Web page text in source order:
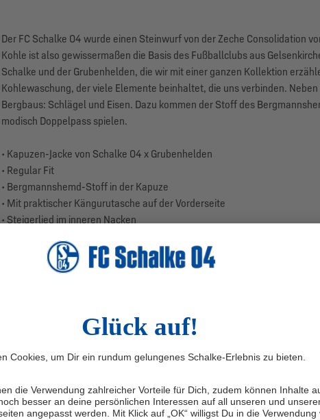
Der FC Schalke 04 wurde einen Steinwurf von der Zeche Consolidation
Kohle ist also gewissermaßen die Basis des Fußballclubs aus
Schalke und der Grubenhelden, die wir mit einer ganzen Kollektion
Kohlewaschung, der viele Elemente beinhaltet, die uns verbinden.
Bergbaus: Schlägel und Eisen. Dazu kommen der Stoff des
modisch Doppelpass spielen.
• Kapuzen-Jacke von Schalke 04 x Grubenhelden
• Regular Fit
• Bergmannshemd-Stoff in der Kapuze
• Mit praktischer Kängurutasche auf der Vorderseite
• Steigerlied im inneren Nacken
• Tonaler Schlägel & Eisen-Stick auf der Herzseite
• S04 x GH Loop-Label am Saum
• Produktionsland: Portugal
Produziert haben wir unseren Zip Up-Hoodie zu fairen Bedingungen in
Aufgrund unserer Kohlewaschung kommt es von Teil zu Teil zu
jeden Hoodie zu einem Unikat.